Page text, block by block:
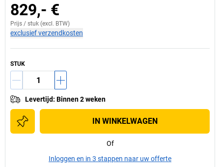
829,- €
Prijs / stuk (excl. BTW)
exclusief verzendkosten
STUK
Levertijd: Binnen 2 weken
IN WINKELWAGEN
Of
Inloggen en in 3 stappen naar uw offerte